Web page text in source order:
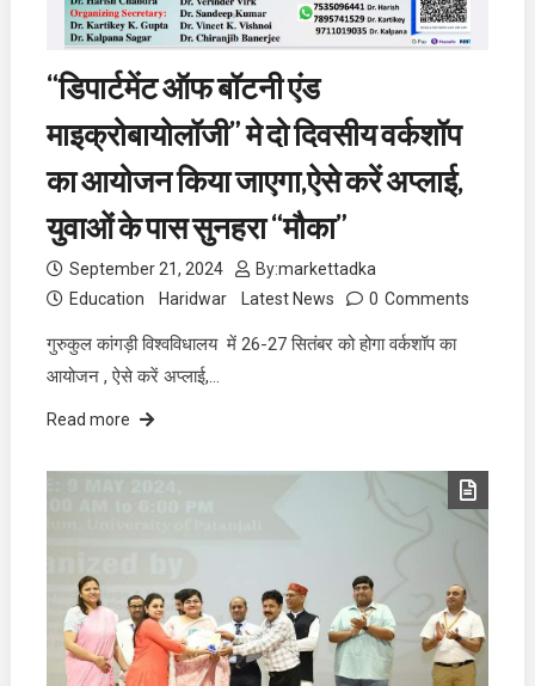
“डिपार्टमेंट ऑफ बॉटनी एंड
माइक्रोबायोलॉजी” मे दो दिवसीय वर्कशॉप
का आयोजन किया जाएगा,ऐसे करें अप्लाई,
युवाओं के पास सुनहरा “मौका”
September 21, 2024 By:markettadka
Education
Haridwar Latest News 0 Comments
गुरुकुल कांगड़ी विश्वविधालय में 26-27 सितंबर को होगा वर्कशॉप का
आयोजन , ऐसे करें अप्लाई,…
Read more